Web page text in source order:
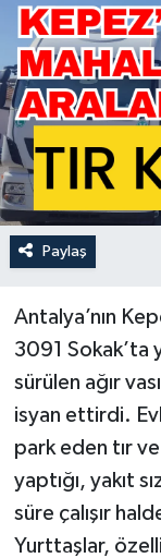
Paylaş
Antalya’nın
3091 Sokak’ta
sürülen ağır
isyan ettirdi.
park eden tır
yaptığı, yakıt
süre çalışır
Yurttaşlar,
Magazin
Resmi İlan
Sağlık &
Siyaset
Spor